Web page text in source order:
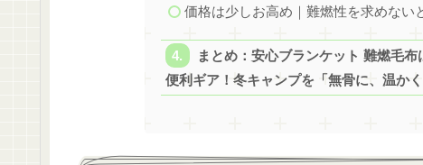
価格は少しお高め｜難燃性を求めない
まとめ：安心ブランケット 難燃毛
便利ギア！冬キャンプを「無骨に、温か